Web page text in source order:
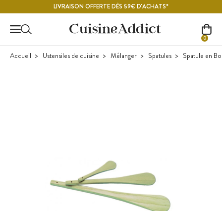
LIVRAISON OFFERTE DÈS 59€ D'ACHATS*
0
Accueil Ustensiles de cuisine Mélanger Spatules Spatule en